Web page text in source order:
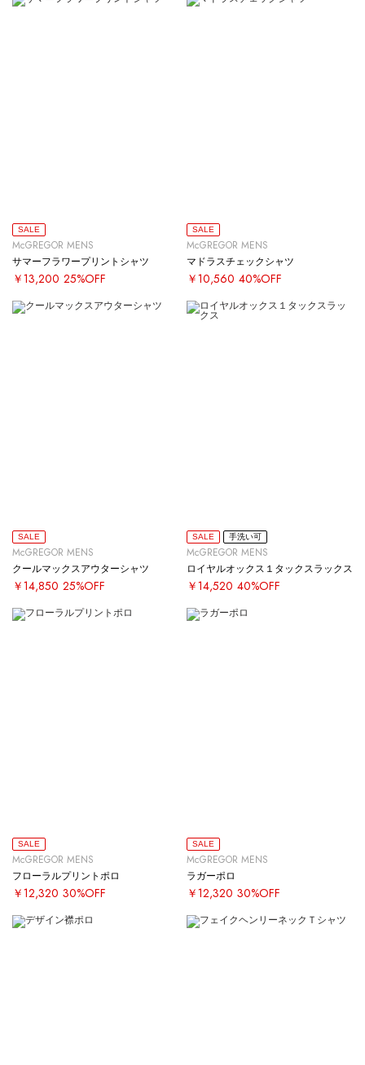
SALE
McGREGOR MENS
サマーフラワープリントシャツ
￥13,200 25%OFF
SALE
McGREGOR MENS
マドラスチェックシャツ
￥10,560 40%OFF
SALE
McGREGOR MENS
クールマックスアウターシャツ
￥14,850 25%OFF
SALE 手洗い可
McGREGOR MENS
ロイヤルオックス１タックスラックス
￥14,520 40%OFF
SALE
McGREGOR MENS
フローラルプリントポロ
￥12,320 30%OFF
SALE
McGREGOR MENS
ラガーポロ
￥12,320 30%OFF